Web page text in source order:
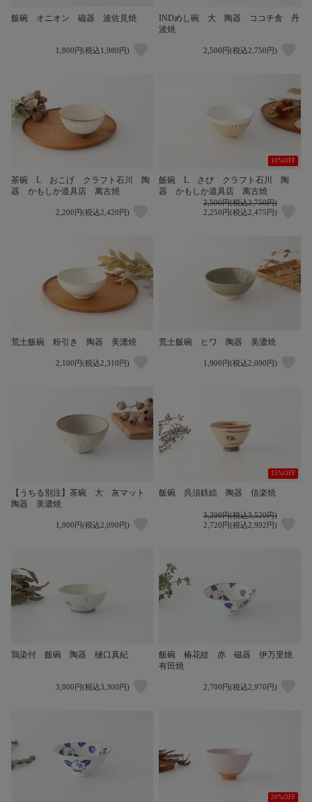
飯碗 オニオン 磁器 波佐見焼
1,800円(税込1,980円)
INDめし碗 大 陶器 ココチ舎 丹
波焼
2,500円(税込2,750円)
茶碗 L おこげ クラフト石川 陶
器 かもしか道具店 萬古焼
2,200円(税込2,420円)
10%OFF
飯碗 L さび クラフト石川 陶
器 かもしか道具店 萬古焼
2,500円(税込2,750円)
2,250円(税込2,475円)
荒土飯碗 粉引き 陶器 美濃焼
2,100円(税込2,310円)
荒土飯碗 ヒワ 陶器 美濃焼
1,900円(税込2,090円)
【うちる別注】茶碗 大 灰マット
陶器 美濃焼
1,900円(税込2,090円)
15%OFF
飯碗 呉須鉄絵 陶器 信楽焼
3,200円(税込3,520円)
2,720円(税込2,992円)
鶏染付 飯碗 陶器 樋口真紀
3,000円(税込3,300円)
飯碗 椿花紋 赤 磁器 伊万里焼
有田焼
2,700円(税込2,970円)
20%OFF